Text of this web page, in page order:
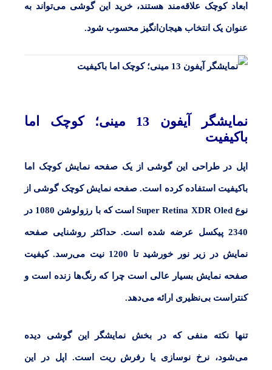
ابعاد کوچک علاقه‌مند هستند، خرید این گوشی می‌تواند به
عنوان یک انتخاب هیجان‌انگیز محسوب شود.
نمایشگر آیفون 13 مینی؛ کوچک اما
باکیفیت
اپل در طراحی این گوشی از یک صفحه نمایش کوچک اما
باکیفیت استفاده کرده است. صفحه نمایش کوچک گوشی از
نوعSuper Retina XDR Oledاست که با رزولوشن 1080 در
2340 پیکسل عرضه شده است. حداکثر روشنایی صفحه
نمایش در زیر نور خورشید تا 1200 نیت می‌رسد. کیفیت
صفحه نمایش بسیار عالی است چرا که رنگ‌ها زنده است و
کنتراست بی‌نظیری ارائه می‌دهد.
تنها نکته منفی که در بخش نمایشگر این گوشی دیده
می‌شود، نرخ نوسازی یا رفرش ریت است. اپل در این